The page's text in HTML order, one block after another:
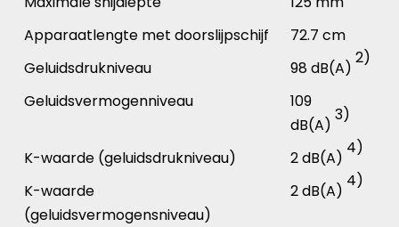
Apparaatlengte met doorslijpschijf
72.7 cm
Geluidsdrukniveau
98 dB(A)
2)
Geluidsvermogenniveau
109
dB(A)
3)
K-waarde (geluidsdrukniveau) 2 dB(A)
4)
K-waarde
(geluidsvermogensniveau)
2 dB(A)
4)